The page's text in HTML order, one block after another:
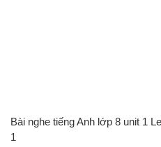
Bài nghe tiếng Anh lớp 8 unit 1
1